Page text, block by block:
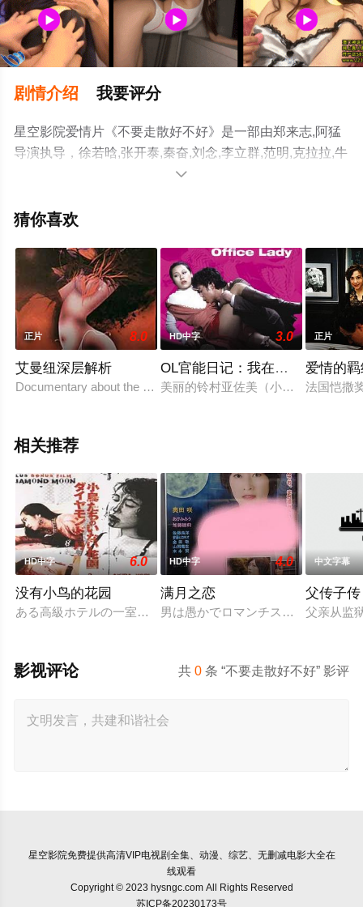
剧情介绍 我要评分
星空影院爱情片《不要走散好不好》是一部由郑来志,阿猛
导演执导，徐若晗,张开泰,秦奋,刘念,李立群,范明,克拉拉,牛
莉,梁超,孙子钧,赵翊骁,李元元,刘金龙,黄麒麟儿,金承佑等演
电影大全就上星空影视，更多相关信息可移步至豆瓣电

猜你喜欢
正片 8.0
艾曼纽深层解析
Documentary about the Emmanuelle movies, lo
HD中字 3.0
OL官能日记：我在里面
美丽的铃村亚佐美（小川亜佐美 饰
正片
爱情的
法国恺撒
相关推荐
HD中字 6.0
没有小鸟的花园
ある高級ホテルの一室に3組のカップルが集まった。そこで彼
HD中字 4.0
满月之恋
男は愚かでロマンチスト、女はした
中文字幕
父传子传
父亲从监
共0 条 “不要走散好不好” 影评
影视评论
星空影院免费提供高清VIP电视剧全集、动漫、综艺、无删减电影大全在
线观看
Copyright © 2023 hysngc.com All Rights Reserved
苏ICP备20230173号